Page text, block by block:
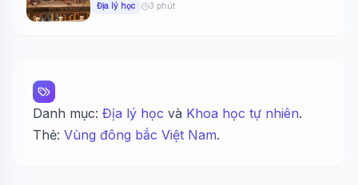
Địa lý học 3 phút
Danh mục: Địa lý học và Khoa học tự nhiên.
Thẻ: Vùng đông bắc Việt Nam.
🔬 Albert Einstein